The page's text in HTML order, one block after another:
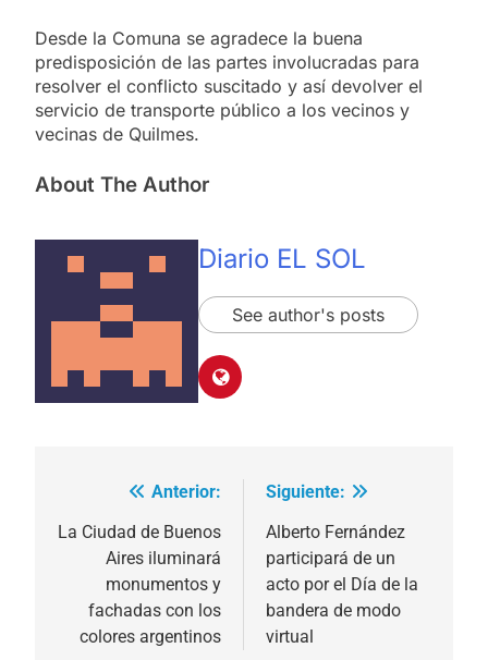
Desde la Comuna se agradece la buena
predisposición de las partes involucradas para
resolver el conflicto suscitado y así devolver el
servicio de transporte público a los vecinos y
vecinas de Quilmes.
About The Author
Diario EL SOL
See author's posts
Navegación
de
entradas
Anterior:
La Ciudad de Buenos
Aires iluminará
monumentos y
fachadas con los
colores argentinos
Siguiente:
Alberto Fernández
participará de un
acto por el Día de la
bandera de modo
virtual